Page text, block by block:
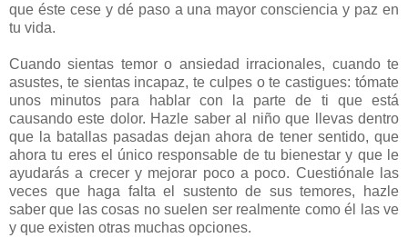
que éste cese y dé paso a una mayor consciencia y paz en
tu vida.
Cuando sientas temor o ansiedad irracionales, cuando te
asustes, te sientas incapaz, te culpes o te castigues: tómate
unos minutos para hablar con la parte de ti que está
causando este dolor. Hazle saber al niño que llevas dentro
que la batallas pasadas dejan ahora de tener sentido, que
ahora tu eres el único responsable de tu bienestar y que le
ayudarás a crecer y mejorar poco a poco. Cuestiónale las
veces que haga falta el sustento de sus temores, hazle
saber que las cosas no suelen ser realmente como él las ve
y que existen otras muchas opciones.